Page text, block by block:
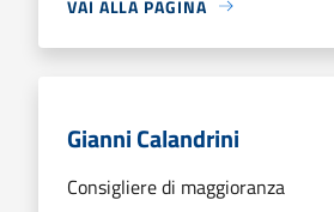
VAI ALLA PAGINA
Gianni Calandrini
Consigliere di maggioranza